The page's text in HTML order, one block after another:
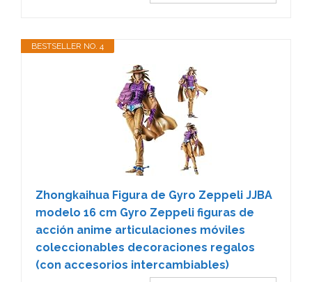
BESTSELLER NO. 4
Zhongkaihua Figura de Gyro Zeppeli JJBA
modelo 16 cm Gyro Zeppeli figuras de
acción anime articulaciones móviles
coleccionables decoraciones regalos
(con accesorios intercambiables)